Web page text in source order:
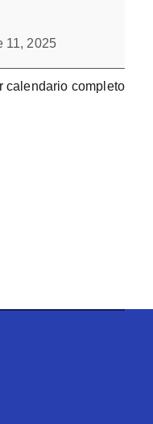
11, 2025
calendario completo